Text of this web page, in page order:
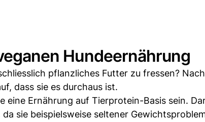
Hundeernährung
pflanzliches Futter zu fressen? Nach
dass sie es durchaus ist.
Ernährung auf Tierprotein-Basis sein.
sie beispielsweise seltener